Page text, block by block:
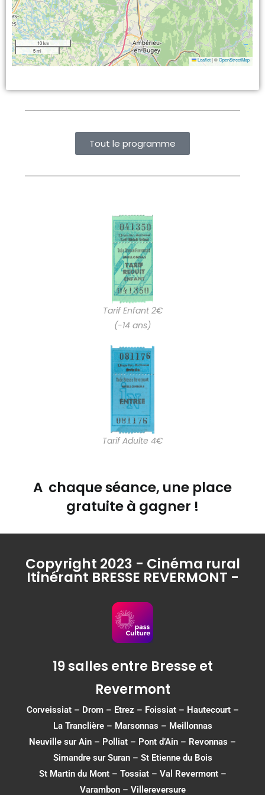
10 km
5 mi
Leaflet |©OpenStreetMap
Tout le programme
Tarif Enfant 2€
(-14 ans)
Tarif Adulte 4€
A chaque séance, une place
gratuite à gagner !
Copyright 2023 - Cinéma rural
Itinérant BRESSE REVERMONT -
19 salles entre Bresse et
Revermont
Corveissiat– Drom– Etrez – Foissiat– Hautecourt–
La Tranclière – Marsonnas – Meillonnas
Neuville sur Ain – Polliat – Pont d’Ain – Revonnas –
Simandre sur Suran– St Etienne du Bois
St Martin du Mont– Tossiat– Val Revermont–
Varambon– Villereversure